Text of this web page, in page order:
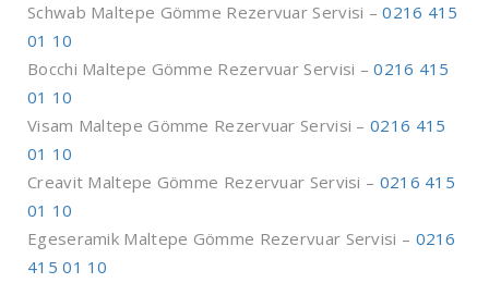
Schwab Maltepe Gömme Rezervuar Servisi –0216 415
01 10
Bocchi Maltepe Gömme Rezervuar Servisi –0216 415
01 10
Visam Maltepe Gömme Rezervuar Servisi – 0216 415
01 10
Creavit Maltepe Gömme Rezervuar Servisi – 0216 415
01 10
Egeseramik Maltepe Gömme Rezervuar Servisi – 0216
415 01 10